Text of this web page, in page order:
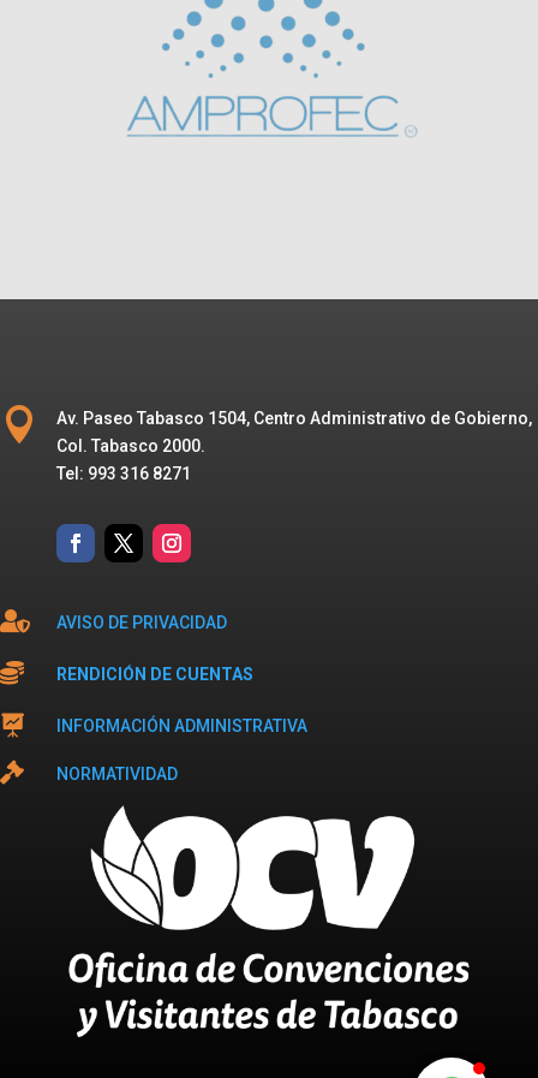

Av. Paseo Tabasco 1504, Centro Administrativo de Gobierno,
Col. Tabasco 2000.
Tel: 993 316 8271
 AVISO DE PRIVACIDAD
 RENDICIÓN DE CUENTAS
 INFORMACIÓN ADMINISTRATIVA
 NORMATIVIDAD